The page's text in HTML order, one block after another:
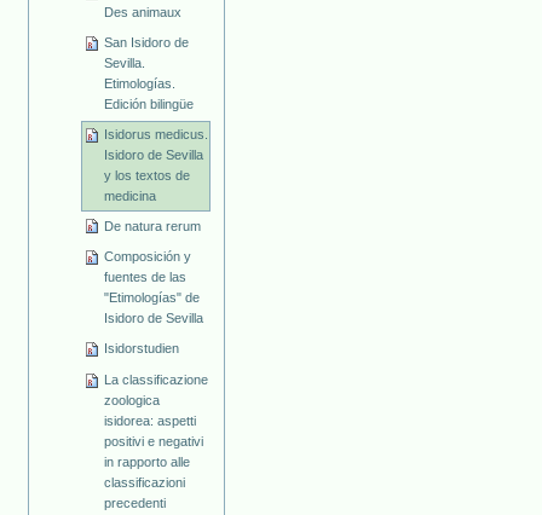
Des animaux
San Isidoro de
Sevilla.
Etimologías.
Edición bilingüe
Isidorus medicus.
Isidoro de Sevilla
y los textos de
medicina
De natura rerum
Composición y
fuentes de las
"Etimologías" de
Isidoro de Sevilla
Isidorstudien
La classificazione
zoologica
isidorea: aspetti
positivi e negativi
in rapporto alle
classificazioni
precedenti